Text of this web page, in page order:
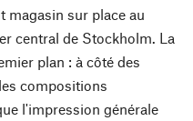
magasin sur place au
central de Stockholm. La
plan : à côté des
compositions
l'impression générale